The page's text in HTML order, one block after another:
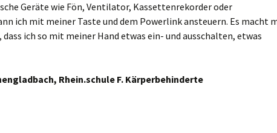
Geräte wie Fön, Ventilator, Kassettenrekorder oder
ich mit meiner Taste und dem Powerlink ansteuern. Es macht
dass ich so mit meiner Hand etwas ein- und ausschalten, etwas
Rhein.schule F. Kärperbehinderte